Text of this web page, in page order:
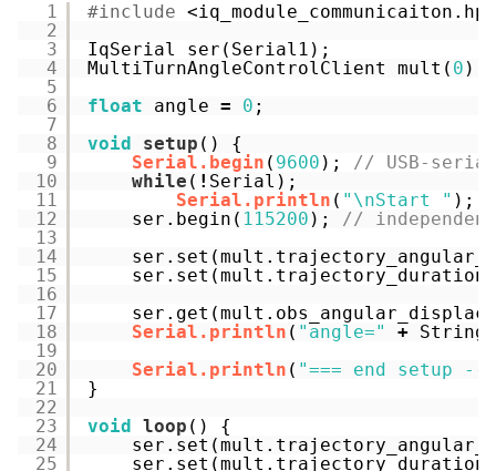
1
2
3
4
5
6
7
8
9
10
11
12
13
14
15
16
17
18
19
20
21
22
23
24
25
#include
IqSerial ser(Serial1);
MultiTurnAngleControlClient mult( 0 );
float
angle = 0 ;
void
setup () {
Serial.begin ( 9600 ); // USB-
while ( ! Serial);
Serial.println ( "\nStart " );
ser.begin( 115200 ); // independent
Serial.println ( "angle=" +
Serial.println ( "=== end setup
}
void loop () {